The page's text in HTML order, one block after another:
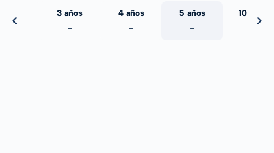
3 años
-
4 años
-
5 años
-
10 años